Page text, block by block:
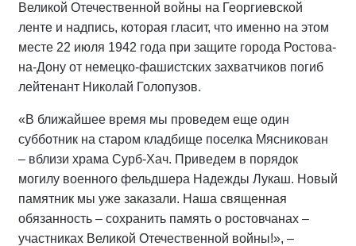
Великой Отечественной войны на Георгиевской
ленте и надпись, которая гласит, что именно на этом
месте 22 июля 1942 года при защите города Ростова-
на-Дону от немецко-фашистских захватчиков погиб
лейтенант Николай Голопузов.
«В ближайшее время мы проведем еще один
субботник на старом кладбище поселка Мясникован
– вблизи храма Сурб-Хач. Приведем в порядок
могилу военного фельдшера Надежды Лукаш. Новый
памятник мы уже заказали. Наша священная
обязанность – сохранить память о ростовчанах –
участниках Великой Отечественной войны!», –